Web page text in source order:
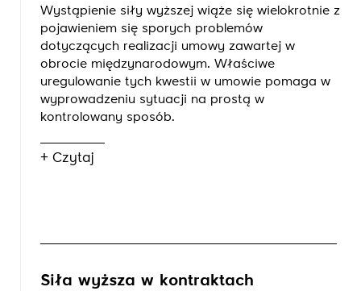
Wystąpienie siły wyższej wiąże się wielokrotnie z
pojawieniem się sporych problemów
dotyczących realizacji umowy zawartej w
obrocie międzynarodowym. Właściwe
uregulowanie tych kwestii w umowie pomaga w
wyprowadzeniu sytuacji na prostą w
kontrolowany sposób.
+ Czytaj
Siła wyższa w kontraktach